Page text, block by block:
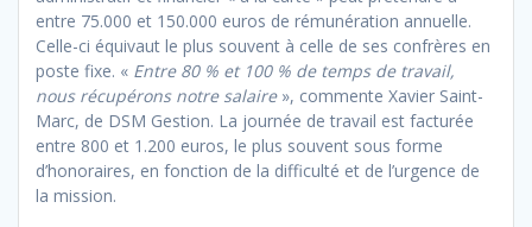
entre 75.000 et 150.000 euros de rémunération annuelle.
Celle-ci équivaut le plus souvent à celle de ses confrères en
poste fixe. « Entre 80 % et 100 % de temps de travail,
nous récupérons notre salaire», commente Xavier Saint-
Marc, de DSM Gestion. La journée de travail est facturée
entre 800 et 1.200 euros, le plus souvent sous forme
d’honoraires, en fonction de la difficulté et de l’urgence de
la mission.